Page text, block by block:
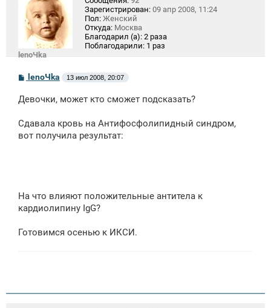
lenoЧka
Зарегистрирован: 09 апр 2008, 11:24
Пол: Женский
Откуда: Москва
Благодарил (а): 2 раза
Поблагодарили: 1 раз
С
б
н
и
lenoЧka 13 июл 2008, 20:07
Девочки, может кто сможет подсказать?
Сдавала кровь на Антифосфолипидный синдром,
вот получила результат:
На что влияют положительные антитела к
кардиолипину IgG?
Готовимся осенью к ИКСИ.